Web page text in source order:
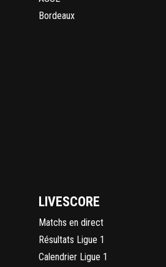
Bordeaux
LIVESCORE
Matchs en direct
Résultats Ligue 1
Calendrier Ligue 1